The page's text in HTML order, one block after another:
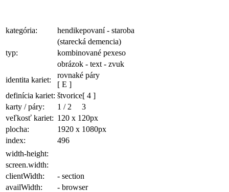
kategória:
hendikepovaní - staroba
(starecká demencia)
typ:
kombinované pexeso
obrázok - text - zvuk
identita kariet:
rovnaké páry
[ E ]
definícia kariet: štvorice[ 4 ]
karty / páry:
1 / 2
3
veľkosť kariet: 120 x 120px
plocha: 1920 x 1080px
index:
496
width-height:
screen.width:
clientWidth:
- section
availWidth:
- browser